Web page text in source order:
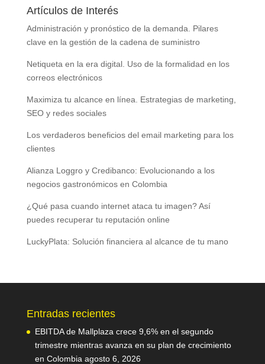
Artículos de Interés
Administración y pronóstico de la demanda. Pilares
clave en la gestión de la cadena de suministro
Netiqueta en la era digital. Uso de la formalidad en los
correos electrónicos
Maximiza tu alcance en línea. Estrategias de marketing,
SEO y redes sociales
Los verdaderos beneficios del email marketing para los
clientes
Alianza Loggro y Credibanco: Evolucionando a los
negocios gastronómicos en Colombia
¿Qué pasa cuando internet ataca tu imagen? Así
puedes recuperar tu reputación online
LuckyPlata: Solución financiera al alcance de tu mano
Entradas recientes
EBITDA de Mallplaza crece 9,6% en el segundo
trimestre mientras avanza en su plan de crecimiento
en Colombia agosto 6, 2026